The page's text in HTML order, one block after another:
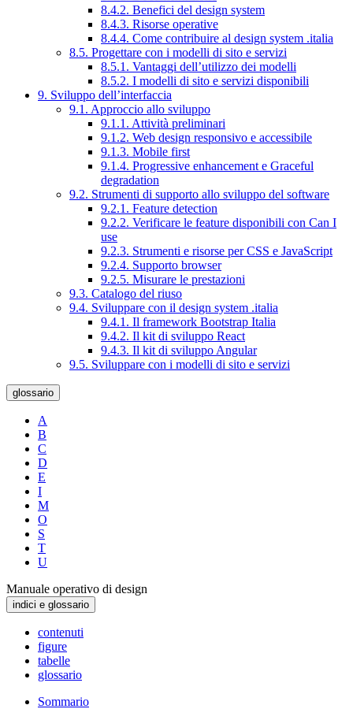
8.4.2. Benefici del design system
8.4.3. Risorse operative
8.4.4. Come contribuire al design system .italia
8.5. Progettare con i modelli di sito e servizi
8.5.1. Vantaggi dell’utilizzo dei modelli
8.5.2. I modelli di sito e servizi disponibili
9. Sviluppo dell’interfaccia
9.1. Approccio allo sviluppo
9.1.1. Attività preliminari
9.1.2. Web design responsivo e accessibile
9.1.3. Mobile first
9.1.4. Progressive enhancement e Graceful
degradation
9.2. Strumenti di supporto allo sviluppo del software
9.2.1. Feature detection
9.2.2. Verificare le feature disponibili con Can I
use
9.2.3. Strumenti e risorse per CSS e JavaScript
9.2.4. Supporto browser
9.2.5. Misurare le prestazioni
9.3. Catalogo del riuso
9.4. Sviluppare con il design system .italia
9.4.1. Il framework Bootstrap Italia
9.4.2. Il kit di sviluppo React
9.4.3. Il kit di sviluppo Angular
9.5. Sviluppare con i modelli di sito e servizi
glossario
A
B
C
D
E
I
M
O
S
T
U
Manuale operativo di design
indici e glossario
contenuti
figure
tabelle
glossario
Sommario